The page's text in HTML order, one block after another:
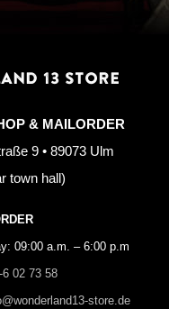
13 STORE
& MAILORDER
9 • 89073 Ulm
town hall)
09:00 a.m. – 6:00 p.m
6 02 73 58
store.de